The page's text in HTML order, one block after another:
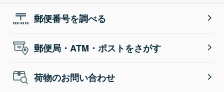
郵便番号を調べる
郵便局・ATM・ポストをさがす
荷物のお問い合わせ